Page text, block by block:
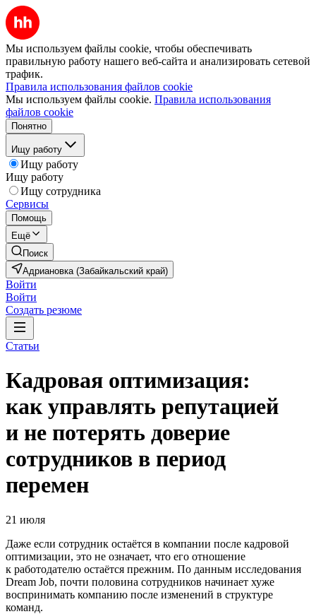
Мы используем файлы cookie, чтобы обеспечивать
правильную работу нашего веб-сайта и анализировать сетевой
трафик.
Правила использования файлов cookie
Мы используем файлы cookie. Правила использования
файлов cookie
Понятно
Ищу работу
Ищу работу
Ищу работу
Ищу сотрудника
Сервисы
Помощь
Ещё
Поиск
Адриановка (Забайкальский край)
Войти
Войти
Создать резюме
Статьи
Кадровая оптимизация:
как управлять репутацией
и не потерять доверие
сотрудников в период
перемен
21 июля
Даже если сотрудник остаётся в компании после кадровой
оптимизации, это не означает, что его отношение
к работодателю остаётся прежним. По данным исследования
Dream Job, почти половина сотрудников начинает хуже
воспринимать компанию после изменений в структуре
команд.